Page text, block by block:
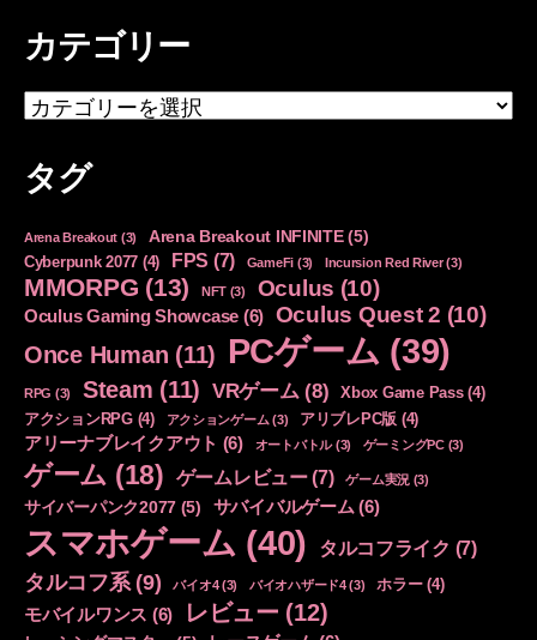
カテゴリー
カ
テ
リ
タグ
Arena Breakout (3) Arena Breakout INFINITE(5)
Cyberpunk 2077 (4) FPS (7) GameFi (3) Incursion Red River(3)
MMORPG (13) NFT(3) Oculus (10)
Oculus Gaming Showcase (6) Oculus Quest 2 (10)
Once Human (11) PCゲーム (39)
RPG (3) Steam (11) VRゲーム(8) Xbox Game Pass(4)
アクションRPG(4) アクションゲーム(3) アリブレPC版 (4)
アリーナブレイクアウト (6) オートバトル(3) ゲーミングPC(3)
ゲーム (18) ゲームレビュー(7) ゲーム実況 (3)
サイバーパンク2077 (5) サバイバルゲーム(6)
スマホゲーム (40) タルコフライク (7)
タルコフ系(9) バイオ4(3) バイオハザード4(3) ホラー(4)
モバイルワンス (6) レビュー (12)